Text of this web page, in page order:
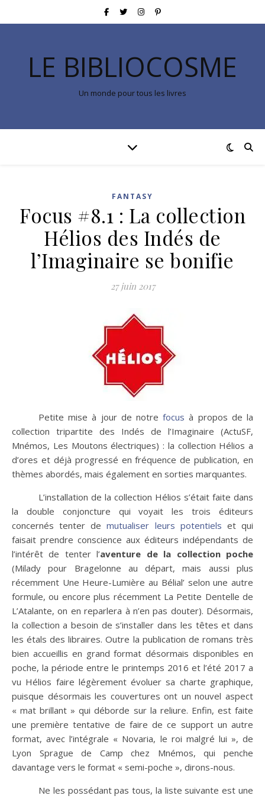
LE BIBLIOCOSME
Un monde pour tous les livres
FANTASY
Focus #8.1 : La collection
Hélios des Indés de
l’Imaginaire se bonifie
27 juin 2017
Petite mise à jour de notrefocus à propos de la
collection tripartite des Indés de l’Imaginaire (ActuSF,
Mnémos, Les Moutons électriques) : la collection Hélios a
d’ores et déjà progressé en fréquence de publication, en
thèmes abordés, mais également en sorties marquantes.
L’installation de la collection Hélios s’était faite dans
la double conjoncture qui voyait les trois éditeurs
concernés tenter demutualiser leurs potentiels et qui
faisait prendre conscience aux éditeurs indépendants de
l’intérêt de tenter l’aventure de la collection poche
(Milady pour Bragelonne au départ, mais aussi plus
récemment Une Heure-Lumière au Bélial’ selon une autre
formule, ou encore plus récemment La Petite Dentelle de
L’Atalante, on en reparlera à n’en pas douter). Désormais,
la collection a besoin de s’installer dans les têtes et dans
les étals des libraires. Outre la publication de romans très
bien accueillis en grand format désormais disponibles en
poche, la période entre le printemps 2016 et l’été 2017 a
vu Hélios faire légèrement évoluer sa charte graphique,
puisque désormais les couvertures ont un nouvel aspect
« mat brillant » qui déborde sur la reliure. Enfin, est faite
une première tentative de faire de ce support un autre
format, avec l’intégrale « Novaria, le roi malgré lui », de
Lyon Sprague de Camp chez Mnémos, qui penche
davantage vers le format « semi-poche », dirons-nous.
Ne les possédant pas tous, la liste suivante est une